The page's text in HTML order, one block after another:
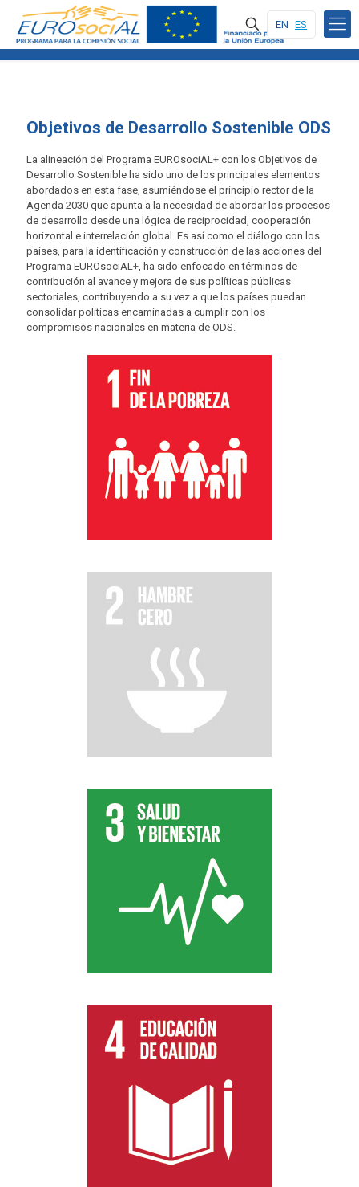
EN ES
Objetivos de Desarrollo Sostenible ODS
La alineación del Programa EUROsociAL+ con los Objetivos de
Desarrollo Sostenible ha sido uno de los principales elementos
abordados en esta fase, asumiéndose el principio rector de la
Agenda 2030 que apunta a la necesidad de abordar los procesos
de desarrollo desde una lógica de reciprocidad, cooperación
horizontal e interrelación global. Es así como el diálogo con los
países, para la identificación y construcción de las acciones del
Programa EUROsociAL+, ha sido enfocado en términos de
contribución al avance y mejora de sus políticas públicas
sectoriales, contribuyendo a su vez a que los países puedan
consolidar políticas encaminadas a cumplir con los
compromisos nacionales en materia de ODS.